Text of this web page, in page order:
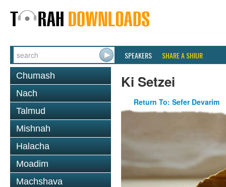
SPEAKERS SHARE A SHIUR
Chumash
Nach
Talmud
Mishnah
Halacha
Moadim
Machshava
Ki Setzei
Return To: Sefer Devarim